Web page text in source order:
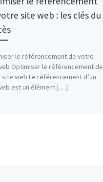
site web : les clés du
le référencement de votre
Optimiser le référencement de
web Le référencement d’un
est un élément […]